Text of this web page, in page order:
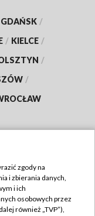
GDAŃSK /
/ KIELCE /
/
/
zgody na
i zbierania danych,
i ich
osobowych przez
również „TVP”),